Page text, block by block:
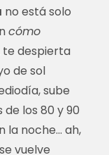
no está solo
cómo
te despierta
de sol
sube
los 80 y 90
la noche… ah,
vuelve